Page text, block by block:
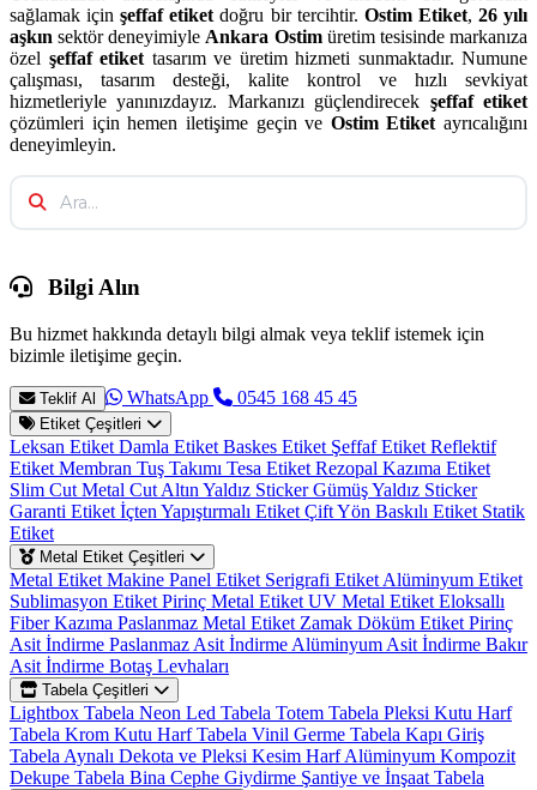
sağlamak içinşeffaf etiket doğru bir tercihtir. Ostim Etiket, 26 yılı
aşkın sektör deneyimiyle Ankara Ostimüretim tesisinde markanıza
özel şeffaf etiket tasarım ve üretim hizmeti sunmaktadır. Numune
çalışması, tasarım desteği, kalite kontrol ve hızlı sevkiyat
hizmetleriyle yanınızdayız. Markanızı güçlendirecek şeffaf etiket
çözümleri için hemen iletişime geçin ve Ostim Etiket ayrıcalığını
deneyimleyin.
Bilgi Alın
Bu hizmet hakkında detaylı bilgi almak veya teklif istemek için
bizimle iletişime geçin.
Teklif Al WhatsApp 0545 168 45 45
Etiket Çeşitleri
Leksan Etiket Damla Etiket Baskes Etiket Şeffaf Etiket Reflektif
Etiket Membran Tuş Takımı Tesa Etiket Rezopal Kazıma Etiket
Slim Cut Metal Cut Altın Yaldız StickerGümüş Yaldız Sticker
Garanti Etiket İçten Yapıştırmalı Etiket Çift Yön Baskılı Etiket Statik
Etiket
Metal Etiket Çeşitleri
Metal Etiket Makine Panel Etiket Serigrafi Etiket Alüminyum Etiket
Sublimasyon Etiket Pirinç Metal Etiket UV Metal Etiket Eloksallı
Fiber Kazıma Paslanmaz Metal Etiket Zamak Döküm Etiket Pirinç
Asit İndirme Paslanmaz Asit İndirme Alüminyum Asit İndirme Bakır
Asit İndirme Botaş Levhaları
Tabela Çeşitleri
Lightbox Tabela Neon Led Tabela Totem Tabela Pleksi Kutu Harf
Tabela Krom Kutu Harf Tabela Vinil Germe Tabela Kapı Giriş
Tabela Aynalı Dekota ve Pleksi Kesim HarfAlüminyum Kompozit
Dekupe Tabela Bina Cephe Giydirme Şantiye ve İnşaat Tabela